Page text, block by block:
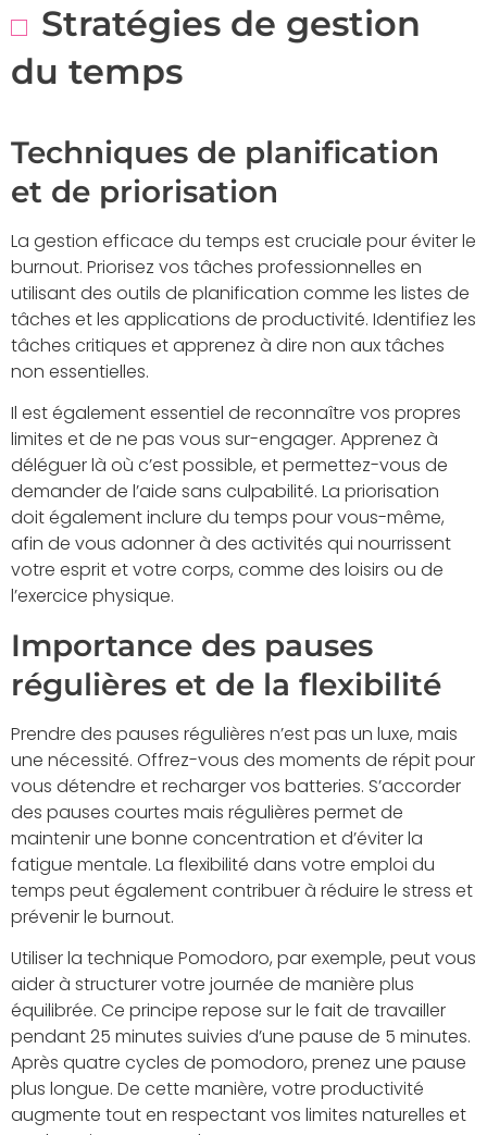
Stratégies de gestion
du temps
Techniques de planification
et de priorisation
La gestion efficace du temps est cruciale pour éviter le
burnout. Priorisez vos tâches professionnelles en
utilisant des outils de planification comme les listes de
tâches et les applications de productivité. Identifiez les
tâches critiques et apprenez à dire non aux tâches
non essentielles.
Il est également essentiel de reconnaître vos propres
limites et de ne pas vous sur-engager. Apprenez à
déléguer là où c’est possible, et permettez-vous de
demander de l’aide sans culpabilité. La priorisation
doit également inclure du temps pour vous-même,
afin de vous adonner à des activités qui nourrissent
votre esprit et votre corps, comme des loisirs ou de
l’exercice physique.
Importance des pauses
régulières et de la flexibilité
Prendre des pauses régulières n’est pas un luxe, mais
une nécessité. Offrez-vous des moments de répit pour
vous détendre et recharger vos batteries. S’accorder
des pauses courtes mais régulières permet de
maintenir une bonne concentration et d’éviter la
fatigue mentale. La flexibilité dans votre emploi du
temps peut également contribuer à réduire le stress et
prévenir le burnout.
Utiliser la technique Pomodoro, par exemple, peut vous
aider à structurer votre journée de manière plus
équilibrée. Ce principe repose sur le fait de travailler
pendant 25 minutes suivies d’une pause de 5 minutes.
Après quatre cycles de pomodoro, prenez une pause
plus longue. De cette manière, votre productivité
augmente tout en respectant vos limites naturelles et